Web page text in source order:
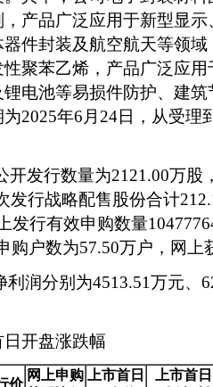
产品广泛应用于新型显
件封装及航空航天等领
聚苯乙烯，产品广泛应
电池等易损件防护、建
2025年6月24日，从受理
开发行数量为2121.00万股
发行战略配售股份合计
发行有效申购数量
购户数为57.50万户，网上
润分别为4513.51万元、
开盘涨跌幅
价
网上申购
上市首日
上市首日